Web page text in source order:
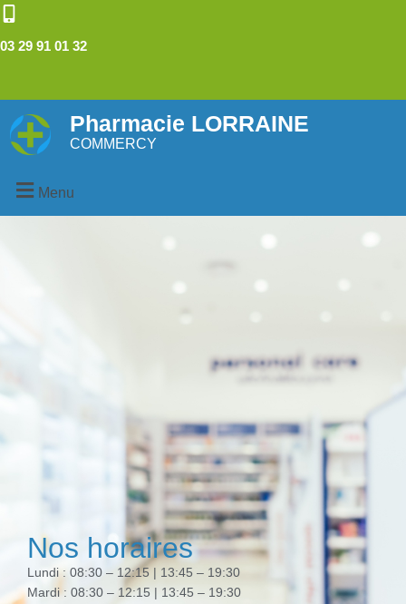
03 29 91 01 32
Pharmacie LORRAINE
COMMERCY
Menu
Nos horaires
Lundi : 08:30 – 12:15 | 13:45 – 19:30
Mardi : 08:30 – 12:15 | 13:45 – 19:30